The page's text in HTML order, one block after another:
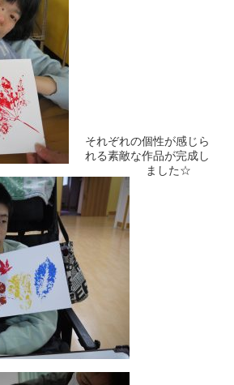
それぞれの個性が感じら
れる素敵な作品が完成し
ました☆